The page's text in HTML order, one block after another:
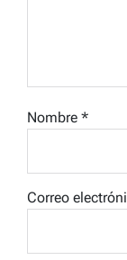
Nombre *
Correo